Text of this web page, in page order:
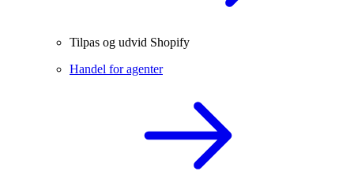
Tilpas og udvid Shopify
Handel for agenter